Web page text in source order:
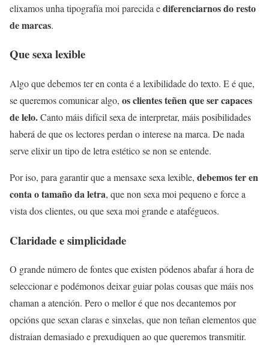
elixamos unha tipografía moi parecida ediferenciarnos do resto
de marcas.
Que sexa lexible
Algo que debemos ter en conta é a lexibilidade do texto. E é que,
se queremos comunicar algo, os clientes teñen que ser capaces
de lelo.Canto máis difícil sexa de interpretar, máis posibilidades
haberá de que os lectores perdan o interese na marca. De nada
serve elixir un tipo de letra estético se non se entende.
Por iso, para garantir que a mensaxe sexa lexible, debemos ter en
conta o tamaño da letra, que non sexa moi pequeno e force a
vista dos clientes, ou que sexa moi grande e atafégueos.
Claridade e simplicidade
O grande número de fontes que existen pódenos abafar á hora de
seleccionar e podémonos deixar guiar polas cousas que máis nos
chaman a atención. Pero o mellor é que nos decantemos por
opcións que sexan claras e sinxelas, que non teñan elementos que
distraian demasiado e prexudiquen ao que queremos transmitir.